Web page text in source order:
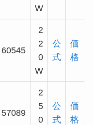
W
60545
2
2
0
W
公
式
価
格
57089
2
5
0
公
式
価
格